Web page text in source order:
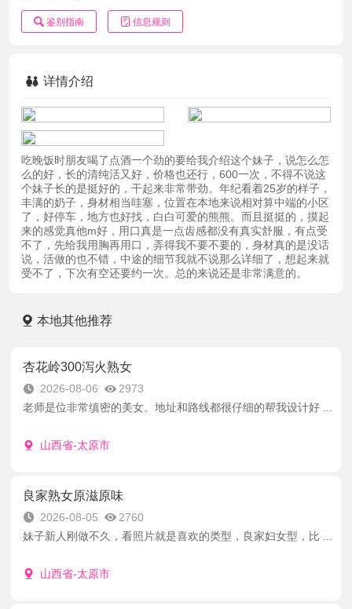
鉴别指南 信息规则
详情介绍
吃晚饭时朋友喝了点酒一个劲的要给我介绍这个妹子，说怎么怎
么的好，长的清纯活又好，价格也还行，600一次，不得不说这
个妹子长的是挺好的，干起来非常带劲。年纪看着25岁的样子，
丰满的奶子，身材相当哇塞，位置在本地来说相对算中端的小区
了，好停车，地方也好找，白白可爱的熊熊。而且挺挺的，摸起
来的感觉真他m好，用口真是一点齿感都没有真实舒服，有点受
不了，先给我用胸再用口，弄得我不要不要的，身材真的是没话
说，活做的也不错，中途的细节我就不说那么详细了，想起来就
受不了，下次有空还要约一次。总的来说还是非常满意的。
本地其他推荐
杏花岭300泻火熟女
2026-08-06
2973
老师是位非常缜密的美女。地址和路线都很仔细的帮我设计好 ...
山西省-太原市
良家熟女原滋原味
2026-08-05
2760
妹子新人刚做不久，看照片就是喜欢的类型，良家妇女型，比 ...
山西省-太原市